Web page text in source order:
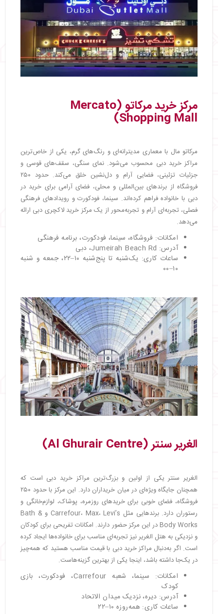
مرکز خرید مرکاتو (Mercato
Shopping Mall)
مرکاتو مال با معماری مدیترانه‌ای و رنگ‌های گرم، یکی از خاص‌ترین
مراکز خرید دبی محسوب می‌شود. نمای سنگی، سقف‌های قوسی و
جزئیات تزئینی، فضایی آرام و دل‌نشین خلق می‌کند. حدود ۲۵۰
فروشگاه از برندهای بین‌المللی و محلی، فضای آرامی برای خرید در
دبی با خانواده فراهم کرده‌اند. سینما، فودکورت و رویدادهای فرهنگی
فصلی، تجربه‌ای آرام و تجربه‌محور از یک مرکز خرید لاکچری دبی ارائه
می‌دهد.
امکانات: فروشگاه، سینما، فودکورت، برنامه فرهنگی
آدرس: Jumeirah Beach Rd، دبی
ساعات کاری: یک‌شنبه تا پنج‌شنبه ۱۰–۲۲، جمعه و شنبه
۱۰–۰۰
الغریر سنتر (Al Ghurair Centre)
الغریر سنتر یکی از اولین و بزرگ‌ترین مراکز خرید دبی است که
همچنان جایگاه ویژه‌ای در میان خریداران دارد. این مرکز با حدود ۲۵۰
فروشگاه، فضای خوبی برای خریدهای روزمره، پوشاک، لوازم‌خانگی و
رستوران دارد. برندهایی مثل Carrefour، Max، Levi’s و Bath &
Body Works در این مرکز حضور دارند. امکانات تفریحی برای کودکان
و نزدیکی به هتل الغریر نیز تجربه‌ای مناسب برای خانواده‌ها ایجاد کرده
است. اگر به‌دنبال مراکز خرید دبی با قیمت مناسب هستید که همه‌چیز
در یک‌جا داشته باشد، اینجا یکی از بهترین گزینه‌هاست.
امکانات: سینما، شعبه Carrefour، فودکورت، بازی
کودک
آدرس: دیره، نزدیک میدان الاتحاد
ساعات کاری: همه‌روزه ۱۰–۲۲